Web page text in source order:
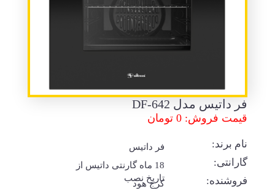
فر داتیس مدل DF-642
قیمت فروش: 0 تومان
نام برند: فر داتیس
گارانتی:
18 ماه گارنتی داتیس از
تاریخ نصب
فروشنده: کرج هود